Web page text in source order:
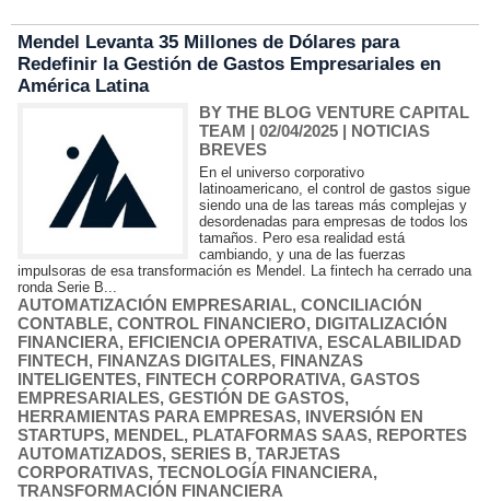
Mendel Levanta 35 Millones de Dólares para
Redefinir la Gestión de Gastos Empresariales en
América Latina
BY THE BLOG VENTURE CAPITAL
TEAM | 02/04/2025 | NOTICIAS
BREVES
En el universo corporativo
latinoamericano, el control de gastos sigue
siendo una de las tareas más complejas y
desordenadas para empresas de todos los
tamaños. Pero esa realidad está
cambiando, y una de las fuerzas
impulsoras de esa transformación es Mendel. La fintech ha cerrado una
ronda Serie B...
AUTOMATIZACIÓN EMPRESARIAL, CONCILIACIÓN
CONTABLE, CONTROL FINANCIERO, DIGITALIZACIÓN
FINANCIERA, EFICIENCIA OPERATIVA, ESCALABILIDAD
FINTECH, FINANZAS DIGITALES, FINANZAS
INTELIGENTES, FINTECH CORPORATIVA, GASTOS
EMPRESARIALES, GESTIÓN DE GASTOS,
HERRAMIENTAS PARA EMPRESAS, INVERSIÓN EN
STARTUPS, MENDEL, PLATAFORMAS SAAS, REPORTES
AUTOMATIZADOS, SERIES B, TARJETAS
CORPORATIVAS, TECNOLOGÍA FINANCIERA,
TRANSFORMACIÓN FINANCIERA